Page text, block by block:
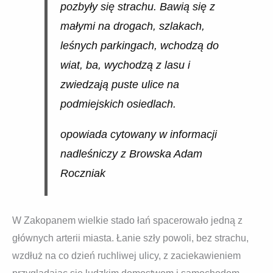
pozbyły się strachu. Bawią się z
małymi na drogach, szlakach,
leśnych parkingach, wchodzą do
wiat, ba, wychodzą z lasu i
zwiedzają puste ulice na
podmiejskich osiedlach.
opowiada cytowany w informacji
nadleśniczy z Browska Adam
Roczniak
W Zakopanem wielkie stado łań spacerowało jedną z
głównych arterii miasta. Łanie szły powoli, bez strachu,
wzdłuż na co dzień ruchliwej ulicy, z zaciekawieniem